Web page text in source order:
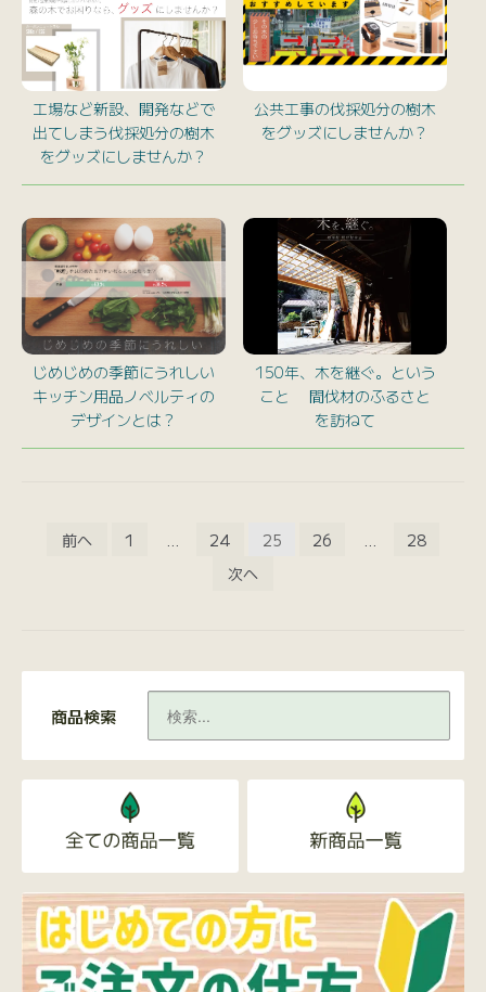
工場など新設、開発などで
出てしまう伐採処分の樹木
をグッズにしませんか？
公共工事の伐採処分の樹木
をグッズにしませんか？
じめじめの季節にうれしい
キッチン用品ノベルティの
デザインとは？
150年、木を継ぐ。という
こと 間伐材のふるさと
を訪ねて
ゲ
シ
ョ
前へ 1 24 25 26
28
次ヘ
商品検索